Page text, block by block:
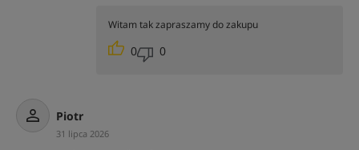
Witam tak zapraszamy do zakupu
0 0
Piotr
31 lipca 2026